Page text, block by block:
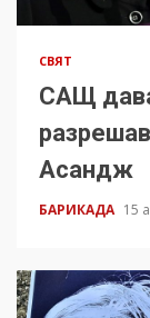
СВЯТ
САЩ
Асандж
БАРИКАДА 15